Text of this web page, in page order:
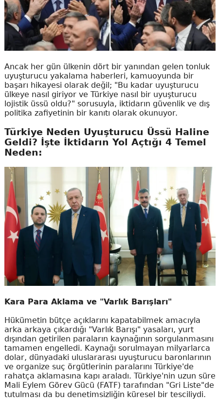
Ancak her gün ülkenin dört bir yanından gelen tonluk
uyuşturucu yakalama haberleri, kamuoyunda bir
başarı hikayesi olarak değil; "Bu kadar uyuşturucu
ülkeye nasıl giriyor ve Türkiye nasıl bir uyuşturucu
lojistik üssü oldu?" sorusuyla, iktidarın güvenlik ve dış
politika zafiyetinin bir kanıtı olarak okunuyor.
Türkiye Neden Uyuşturucu Üssü Haline
Geldi? İşte İktidarın Yol Açtığı 4 Temel
Neden:
Kara Para Aklama ve "Varlık Barışları"
Hükümetin bütçe açıklarını kapatabilmek amacıyla
arka arkaya çıkardığı "Varlık Barışı" yasaları, yurt
dışından getirilen paraların kaynağının sorgulanmasını
tamamen engelledi. Kaynağı sorulmayan milyarlarca
dolar, dünyadaki uluslararası uyuşturucu baronlarının
ve organize suç örgütlerinin paralarını Türkiye'de
rahatça aklamasına kapı araladı. Türkiye'nin uzun süre
Mali Eylem Görev Gücü (FATF) tarafından "Gri Liste"de
tutulması da bu denetimsizliğin küresel bir tesciliydi.